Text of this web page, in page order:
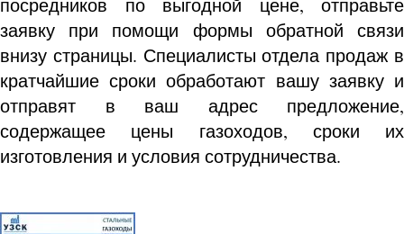
посредников по выгодной цене, отправьте
заявку при помощи формы обратной связи
внизу страницы. Специалисты отдела продаж в
кратчайшие сроки обработают вашу заявку и
отправят в ваш адрес предложение,
содержащее цены газоходов, сроки их
изготовления и условия сотрудничества.